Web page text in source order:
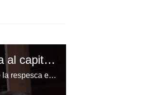
Aficionada hondureña sorprende y entrevista al capitán Maynor Figueroa
Tras el empate entre Honduras y Australia por el partido de ida de la respesca en el estadio Olímpico Metropolitano, una aficionada hondureña se apoderó del micrófono de DIEZ para vivir unos momentos como periodista.